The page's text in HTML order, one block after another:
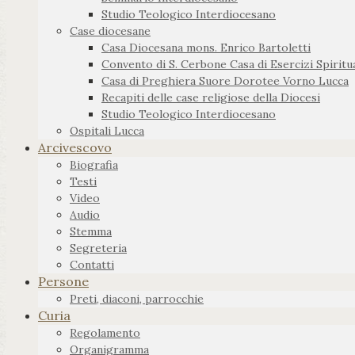
Studio Teologico Interdiocesano
Case diocesane
Casa Diocesana mons. Enrico Bartoletti
Convento di S. Cerbone Casa di Esercizi
Casa di Preghiera Suore Dorotee Vorno Lucca
Recapiti delle case religiose della Diocesi
Studio Teologico Interdiocesano
Ospitali Lucca
Arcivescovo
Biografia
Testi
Video
Audio
Stemma
Segreteria
Contatti
Persone
Preti, diaconi, parrocchie
Curia
Regolamento
Organigramma